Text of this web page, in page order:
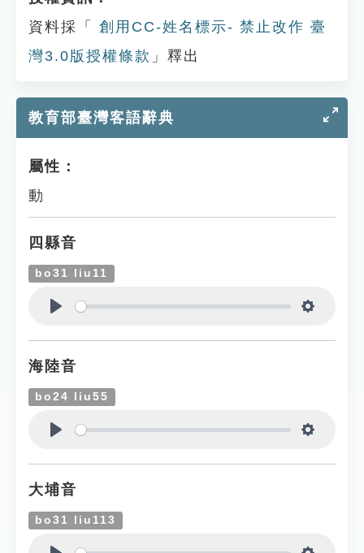
資料採「
創用CC-姓名標示- 禁止改作 臺
灣3.0版授權條款 」釋出
教育部臺灣客語辭典
屬性：
動
四縣音
bo31 liu11
海陸音
bo24 liu55
大埔音
bo31 liu113